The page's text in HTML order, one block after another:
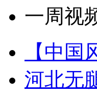
一周视
【中
河北无